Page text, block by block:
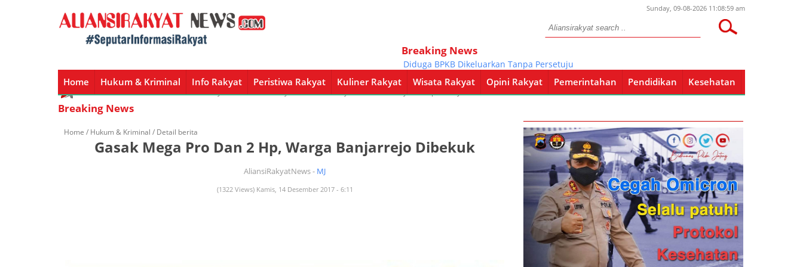
Sunday, 09-08-2026 11:08:59 am
Breaking News
Diduga BPKB Dikeluarkan Tanpa Persetujuan, Sengketa Kredit di Tuban Masuk Meja BPSK
Home Hukum & Kriminal Info Rakyat Peristiwa Rakyat Kuliner Rakyat Wisata Rakyat Opini Rakyat Pemerintahan Pendidikan Kesehatan
Home Hukum & Kriminal Info Rakyat Peristiwa Rakyat Kuliner Rakyat Wisata Rakyat Opini Rakyat Pemerintahan Pendidikan Kesehatan
Breaking News
Home / Hukum & Kriminal / Detail berita
Gasak Mega Pro Dan 2 Hp, Warga Banjarrejo Dibekuk
AliansiRakyatNews - MJ
(1322 Views) Kamis, 14 Desember 2017 - 6:11